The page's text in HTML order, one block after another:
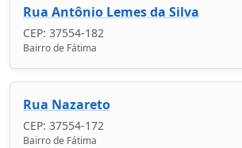
Rua Antônio Lemes da Silva
CEP: 37554-182
Bairro de Fátima
Rua Nazareto
CEP: 37554-172
Bairro de Fátima